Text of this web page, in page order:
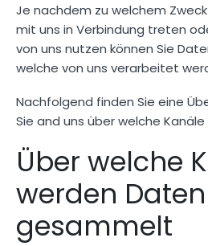
Je nachdem zu welchem
mit uns in Verbindung treten
von uns nutzen können Sie
welche von uns verarbeitet
Nachfolgend finden Sie eine
Sie and uns über welche
Über welche
werden Daten
gesammelt